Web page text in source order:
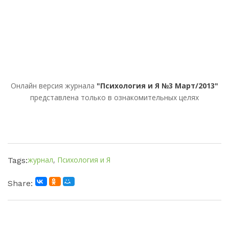
Онлайн версия журнала "Психология и Я №3 Март/2013"
представлена только в ознакомительных целях
Tags:журнал, Психология и Я
Share: